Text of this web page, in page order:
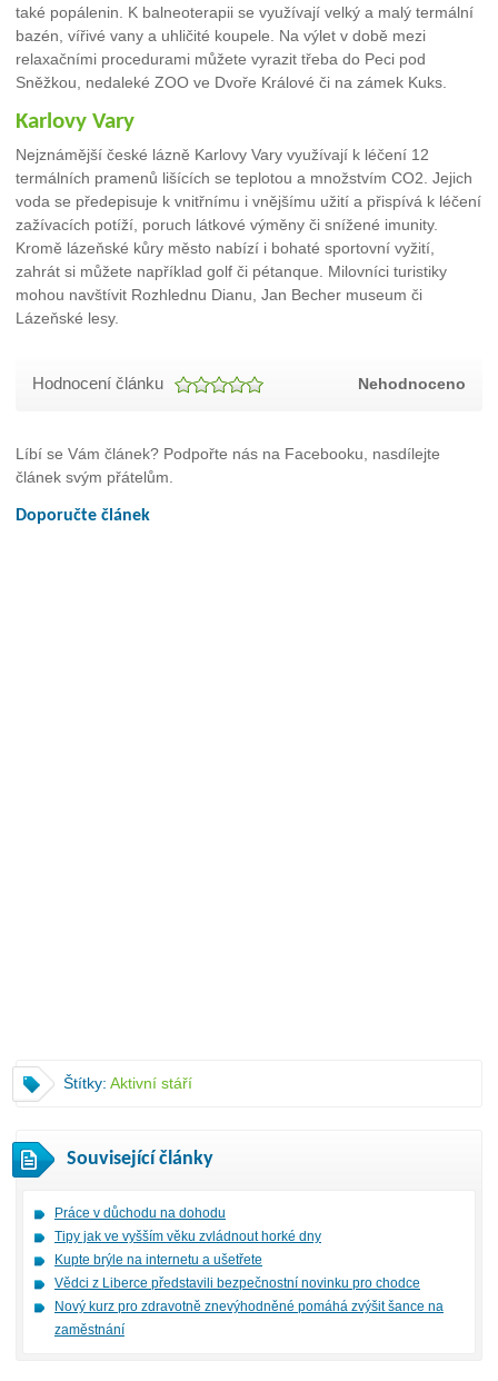
také popálenin. K balneoterapii se využívají velký a malý termální
bazén, vířivé vany a uhličité koupele. Na výlet v době mezi
relaxačními procedurami můžete vyrazit třeba do Peci pod
Sněžkou, nedaleké ZOO ve Dvoře Králové či na zámek Kuks.
Karlovy Vary
Nejznámější české lázně Karlovy Vary využívají k léčení 12
termálních pramenů lišících se teplotou a množstvím CO2. Jejich
voda se předepisuje k vnitřnímu i vnějšímu užití a přispívá k léčení
zažívacích potíží, poruch látkové výměny či snížené imunity.
Kromě lázeňské kůry město nabízí i bohaté sportovní vyžití,
zahrát si můžete například golf či pétanque. Milovníci turistiky
mohou navštívit Rozhlednu Dianu, Jan Becher museum či
Lázeňské lesy.
Hodnocení článku Nehodnoceno
Líbí se Vám článek? Podpořte nás na Facebooku, nasdílejte
článek svým přátelům.
Doporučte článek
Štítky: Aktivní stáří
Související články
Práce v důchodu na dohodu
Tipy jak ve vyšším věku zvládnout horké dny
Kupte brýle na internetu a ušetřete
Vědci z Liberce představili bezpečnostní novinku pro chodce
Nový kurz pro zdravotně znevýhodněné pomáhá zvýšit šance na
zaměstnání